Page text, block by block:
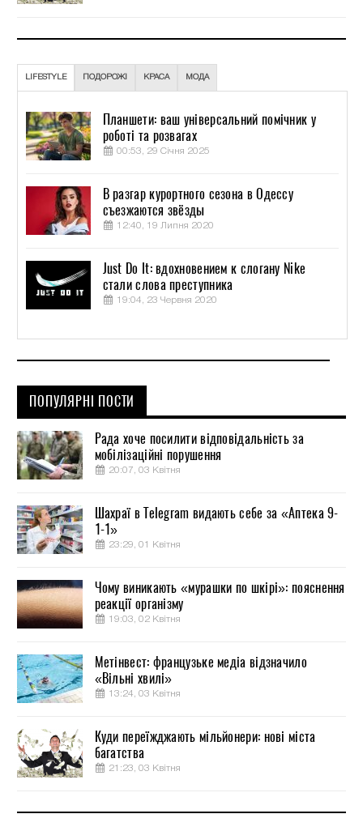
LIFESTYLE ПОДОРОЖІ КРАСА МОДА
Планшети: ваш універсальний помічник у
роботі та розвагах
00:53, 29 Січня 2025
В разгар курортного сезона в Одессу
съезжаются звёзды
12:40, 19 Липня 2020
Just Do It: вдохновением к слогану Nike
стали слова преступника
19:04, 23 Червня 2020
ПОПУЛЯРНІ ПОСТИ
Рада хоче посилити відповідальність за
мобілізаційні порушення
20:07, 03 Квітня
Шахраї в Telegram видають себе за «Аптека 9-
1-1»
23:29, 01 Квітня
Чому виникають «мурашки по шкірі»: пояснення
реакції організму
19:03, 02 Квітня
Метінвест: французьке медіа відзначило
«Вільні хвилі»
13:24, 03 Квітня
Куди переїжджають мільйонери: нові міста
багатства
21:23, 03 Квітня